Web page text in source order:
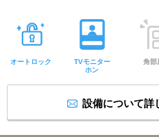
オートロック
TVモニター
ホン
角部
設備について詳